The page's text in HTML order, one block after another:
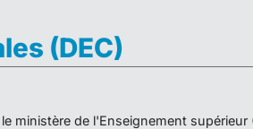
(DEC)
ministère de l'Enseignement